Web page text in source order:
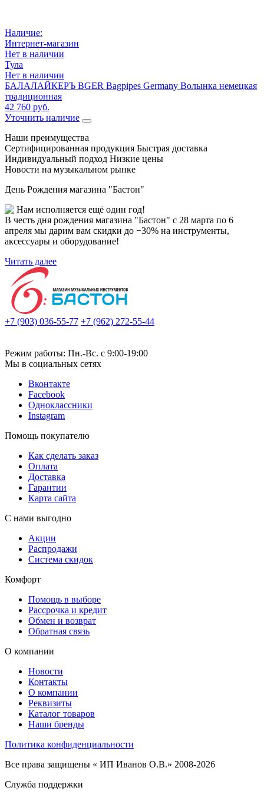
Наличие:
Интернет-магазин
Нет в наличии
Тула
Нет в наличии
БАЛАЛАЙКЕРЪ BGER Bagpipes Germany Волынка немецкая
традиционная
42 760 руб.
Уточнить наличие
Наши преимущества
Сертифицированная продукция Быстрая доставка
Индивидуальный подход Низкие цены
Новости на музыкальном рынке
День Рождения магазина "Бастон"
Нам исполняется ещё один год!
В честь дня рождения магазина "Бастон" с 28 марта по 6
апреля мы дарим вам скидки до −30% на инструменты,
аксессуары и оборудование!
Читать далее
+7 (903) 036-55-77 +7 (962) 272-55-44
Режим работы: Пн.-Вс. с 9:00-19:00
Мы в социальных сетях
Вконтакте
Facebook
Одноклассники
Instagram
Помощь покупателю
Как сделать заказ
Оплата
Доставка
Гарантии
Карта сайта
С нами выгодно
Акции
Распродажи
Система скидок
Комфорт
Помощь в выборе
Рассрочка и кредит
Обмен и возврат
Обратная связь
О компании
Новости
Контакты
О компании
Реквизиты
Каталог товаров
Наши бренды
Политика конфиденциальности
Все права защищены « ИП Иванов О.В.» 2008-2026
Служба поддержки